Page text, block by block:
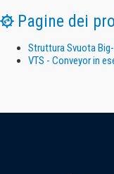
Pagine dei
Struttura Svuota
VTS - Conveyor in